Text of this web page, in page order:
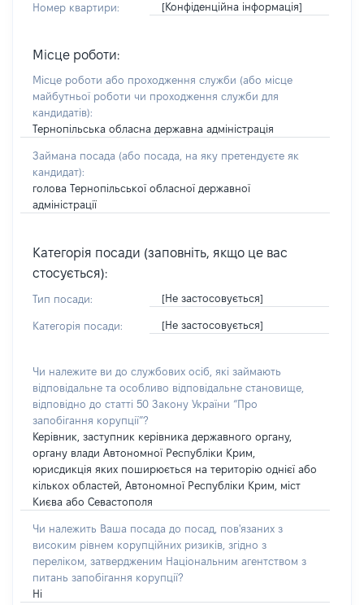
Номер квартири: [Конфіденційна інформація]
Місце роботи:
Місце роботи або проходження служби (або місце
майбутньої роботи чи проходження служби для
кандидатів):
Тернопільська обласна державна адміністрація
Займана посада (або посада, на яку претендуєте як
кандидат):
голова Тернопільської обласної державної
адміністрації
Категорія посади (заповніть, якщо це вас
стосується):
Тип посади: [Не застосовується]
Категорія посади: [Не застосовується]
Чи належите ви до службових осіб, які займають
відповідальне та особливо відповідальне становище,
відповідно до статті 50 Закону України “Про
запобігання корупції”?
Керівник, заступник керівника державного органу,
органу влади Автономної Республіки Крим,
юрисдикція яких поширюється на територію однієї або
кількох областей, Автономної Республіки Крим, міст
Києва або Севастополя
Чи належить Ваша посада до посад, пов'язаних з
високим рівнем корупційних ризиків, згідно з
переліком, затвердженим Національним агентством з
питань запобігання корупції?
Ні